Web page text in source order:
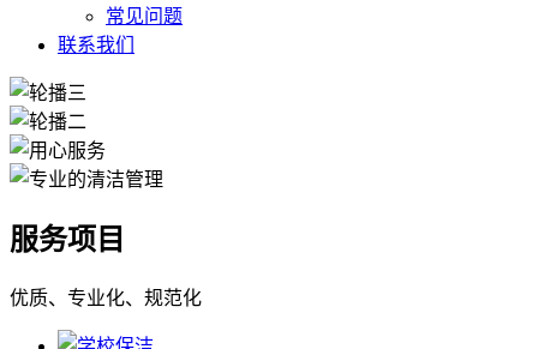
常见问题
联系我们
服务项目
优质、专业化、规范化